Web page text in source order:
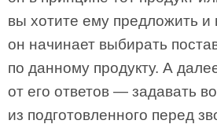
вы хотите ему предложить и
он начинает выбирать
по данному продукту. А
от его ответов — задавать
из подготовленного перед